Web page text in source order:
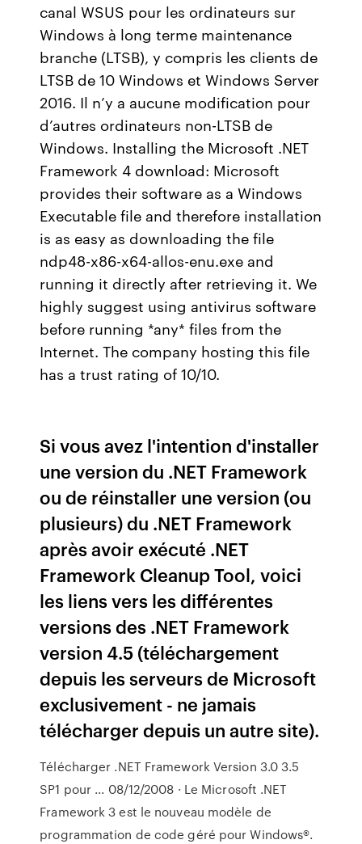
canal WSUS pour les ordinateurs sur
Windows à long terme maintenance
branche (LTSB), y compris les clients de
LTSB de 10 Windows et Windows Server
2016. Il n’y a aucune modification pour
d’autres ordinateurs non-LTSB de
Windows. Installing the Microsoft .NET
Framework 4 download: Microsoft
provides their software as a Windows
Executable file and therefore installation
is as easy as downloading the file
ndp48-x86-x64-allos-enu.exe and
running it directly after retrieving it. We
highly suggest using antivirus software
before running *any* files from the
Internet. The company hosting this file
has a trust rating of 10/10.
Si vous avez l'intention d'installer
une version du .NET Framework
ou de réinstaller une version (ou
plusieurs) du .NET Framework
après avoir exécuté .NET
Framework Cleanup Tool, voici
les liens vers les différentes
versions des .NET Framework
version 4.5 (téléchargement
depuis les serveurs de Microsoft
exclusivement - ne jamais
télécharger depuis un autre site).
Télécharger .NET Framework Version 3.0 3.5
SP1 pour ... 08/12/2008 · Le Microsoft .NET
Framework 3 est le nouveau modèle de
programmation de code géré pour Windows®.